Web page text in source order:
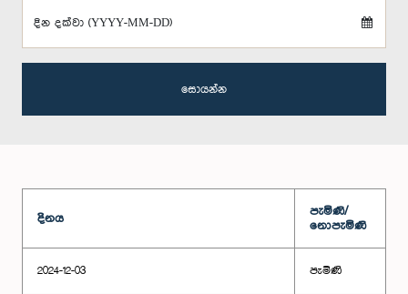
දින දක්වා (YYYY-MM-DD)
සොයන්න
දිනය
පැමිණි/
නොපැමිණි
2024-12-03 පැමිණි